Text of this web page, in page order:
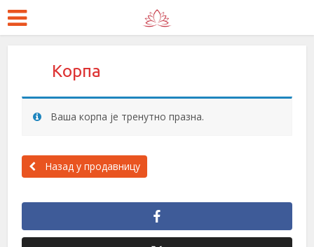
Корпа
Ваша корпа је тренутно празна.
Назад у продавницу